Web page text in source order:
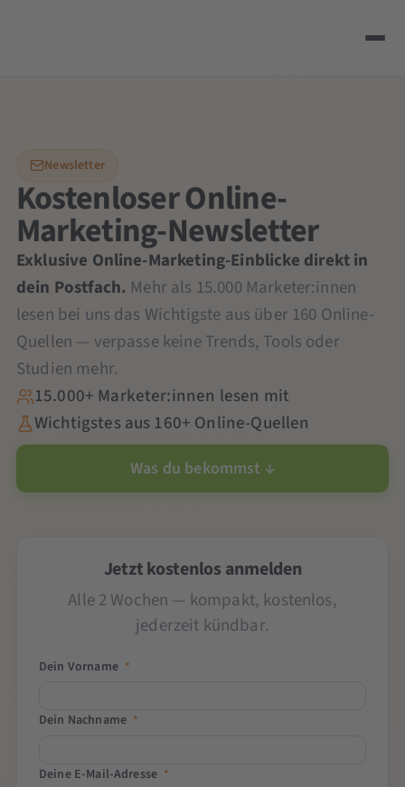
Newsletter
Kostenloser Online-
Marketing-Newsletter
Exklusive Online-Marketing-Einblicke direkt in
dein Postfach. Mehr als 15.000 Marketer:innen
lesen bei uns das Wichtigste aus über 160 Online-
Quellen — verpasse keine Trends, Tools oder
Studien mehr.
15.000+ Marketer:innen lesen mit
Wichtigstes aus 160+ Online-Quellen
Was du bekommst ↓
Jetzt kostenlos anmelden
Alle 2 Wochen — kompakt, kostenlos,
jederzeit kündbar.
Dein Vorname *
Dein Nachname *
Deine E-Mail-Adresse *